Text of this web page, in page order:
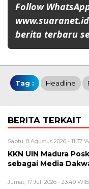
Follow
berita terbaru
Tag : Headline
BERITA TERKAIT
Sabtu, 8 Agustus 2026 - 11:37
KKN UIN Madura
sebagai Media
Jumat, 17 Juli 2026 - 23:49 WIB